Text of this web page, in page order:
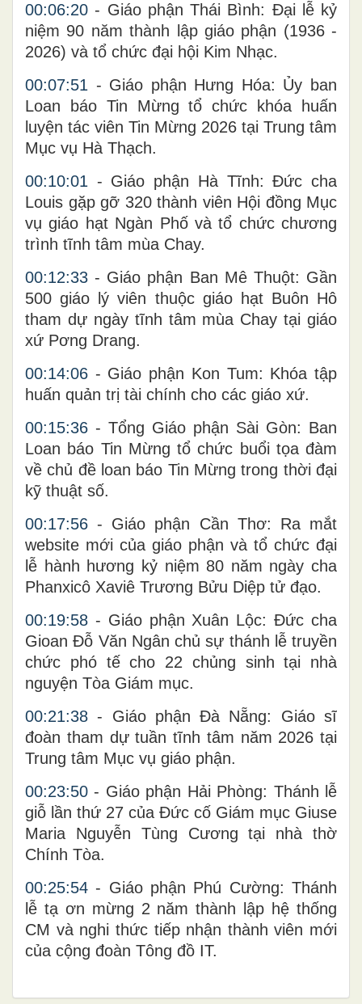
00:06:20 - Giáo phận Thái Bình: Đại lễ kỷ
niệm 90 năm thành lập giáo phận (1936 -
2026) và tổ chức đại hội Kim Nhạc.
00:07:51 - Giáo phận Hưng Hóa: Ủy ban
Loan báo Tin Mừng tổ chức khóa huấn
luyện tác viên Tin Mừng 2026 tại Trung tâm
Mục vụ Hà Thạch.
00:10:01 - Giáo phận Hà Tĩnh: Đức cha
Louis gặp gỡ 320 thành viên Hội đồng Mục
vụ giáo hạt Ngàn Phố và tổ chức chương
trình tĩnh tâm mùa Chay.
00:12:33 - Giáo phận Ban Mê Thuột: Gần
500 giáo lý viên thuộc giáo hạt Buôn Hô
tham dự ngày tĩnh tâm mùa Chay tại giáo
xứ Pơng Drang.
00:14:06 - Giáo phận Kon Tum: Khóa tập
huấn quản trị tài chính cho các giáo xứ.
00:15:36 - Tổng Giáo phận Sài Gòn: Ban
Loan báo Tin Mừng tổ chức buổi tọa đàm
về chủ đề loan báo Tin Mừng trong thời đại
kỹ thuật số.
00:17:56 - Giáo phận Cần Thơ: Ra mắt
website mới của giáo phận và tổ chức đại
lễ hành hương kỷ niệm 80 năm ngày cha
Phanxicô Xaviê Trương Bửu Diệp tử đạo.
00:19:58 - Giáo phận Xuân Lộc: Đức cha
Gioan Đỗ Văn Ngân chủ sự thánh lễ truyền
chức phó tế cho 22 chủng sinh tại nhà
nguyện Tòa Giám mục.
00:21:38 - Giáo phận Đà Nẵng: Giáo sĩ
đoàn tham dự tuần tĩnh tâm năm 2026 tại
Trung tâm Mục vụ giáo phận.
00:23:50 - Giáo phận Hải Phòng: Thánh lễ
giỗ lần thứ 27 của Đức cố Giám mục Giuse
Maria Nguyễn Tùng Cương tại nhà thờ
Chính Tòa.
00:25:54 - Giáo phận Phú Cường: Thánh
lễ tạ ơn mừng 2 năm thành lập hệ thống
CM và nghi thức tiếp nhận thành viên mới
của cộng đoàn Tông đồ IT.